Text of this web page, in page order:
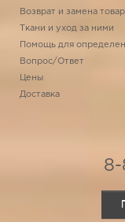
Возврат и замена
Ткани и уход за ними
Помощь для
Вопрос/Ответ
Цены
Доставка